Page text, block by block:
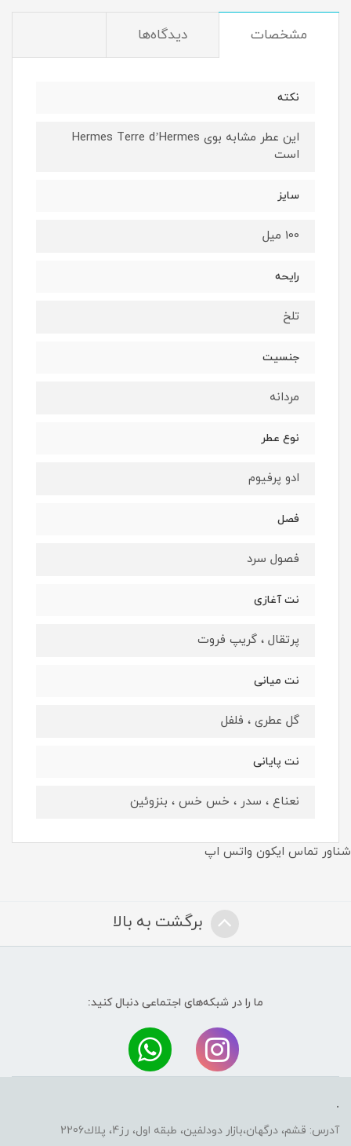
مشخصات دیدگاه‌ها
نکته
این عطر مشابه بوی Hermes Terre d’Hermes
است
سایز
100 میل
رایحه
تلخ
جنسیت
مردانه
نوع عطر
ادو پرفیوم
فصل
فصول سرد
نت آغازی
پرتقال ، گریپ فروت
نت میانی
گل عطری ، فلفل
نت پایانی
نعناع ، سدر ، خس خس ، بنزوئین
شناور تماس ایکون واتس اپ
برگشت به بالا
ما را در شبکه‌های اجتماعی دنبال کنید:
.
آدرس: قشم، درگهان،بازار دودلفين، طبقه اول، رز4، پلاك2206